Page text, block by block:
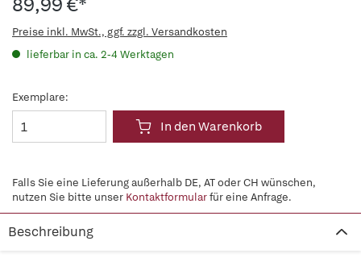
Preise inkl. MwSt., ggf. zzgl. Versandkosten
lieferbar in ca. 2-4 Werktagen
Exemplare:
In den Warenkorb
Falls Sie eine Lieferung außerhalb DE, AT oder CH wünschen,
nutzen Sie bitte unser Kontaktformularfür eine Anfrage.
Beschreibung